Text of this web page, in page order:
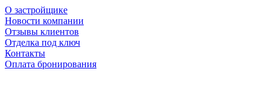
О застройщике
Новости компании
Отзывы клиентов
Отделка под ключ
Контакты
Оплата бронирования